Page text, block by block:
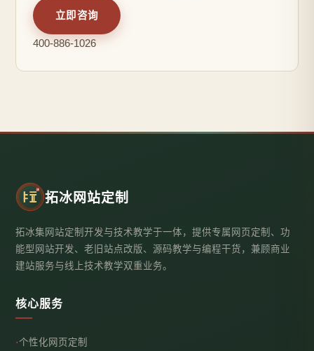
立即咨询
400-886-1026
拓冰网站定制
拓冰集网站定制开发与技术教学于一体，提供专属网页定制、功
能型网站开发、老旧站点改版、源码教学与编程干货，兼顾商业
建站服务与线上技术教学双重业务。
核心服务
个性化网页定制